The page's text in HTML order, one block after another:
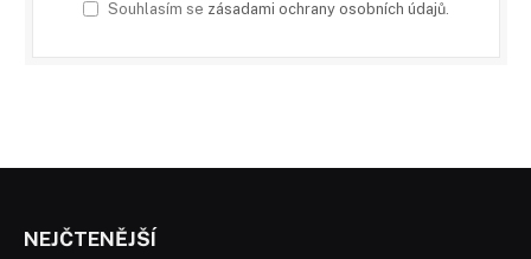
Souhlasím se zásadami ochrany osobních údajů.
NEJČTENĚJŠÍ